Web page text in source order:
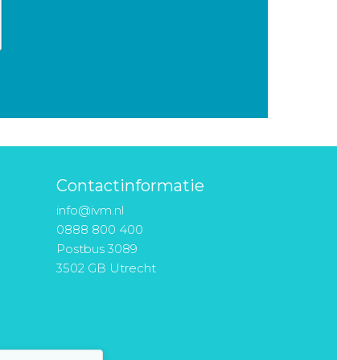
Contactinformatie
info@ivm.nl
0888 800 400
Postbus 3089
3502 GB Utrecht